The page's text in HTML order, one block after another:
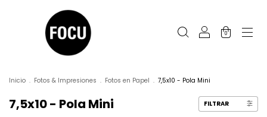
0
Inicio . Fotos & Impresiones . Fotos en Papel . 7,5x10 - Pola Mini
7,5x10 - Pola Mini FILTRAR